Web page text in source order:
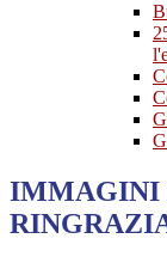
IMMAGINI